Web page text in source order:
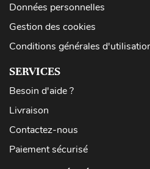
Données personnelles
Gestion des cookies
Conditions générales
SERVICES
Besoin d'aide ?
Livraison
Contactez-nous
Paiement sécurisé